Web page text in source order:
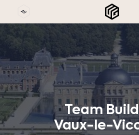
Team
Vaux-le-